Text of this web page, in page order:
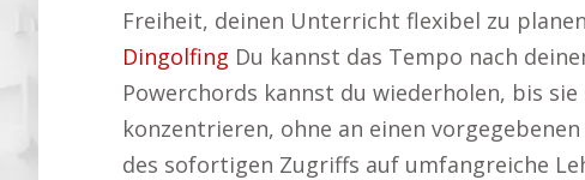
Freiheit, deinen Unterricht flexibel zu
Dingolfing Du kannst das Tempo nach
Powerchords kannst du wiederholen, bis
konzentrieren, ohne an einen
des sofortigen Zugriffs auf umfangreiche